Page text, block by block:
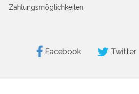
Zahlungsmöglichkeiten
Facebook Twitter